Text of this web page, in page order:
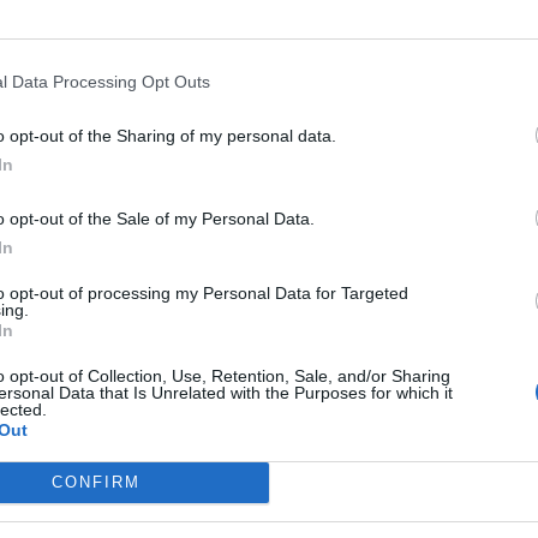
Data Processing Opt Outs
opt-out of the Sharing of my personal data.
opt-out of the Sale of my Personal Data.
opt-out of processing my Personal Data for Targeted
opt-out of Collection, Use, Retention, Sale, and/or Sharing
Data that Is Unrelated with the Purposes for which it
CONFIRM
είναικαθαρά αρμοδιότητα του Υπουργείου
Δημοτικής Αρχής»,αναφέρει σε
και μάθετε πρώτοιόλες τις ειδήσεις
ΑΠΟΥΣΙΕΣ ΕΚΠΑΙΔΕΥΣΗ